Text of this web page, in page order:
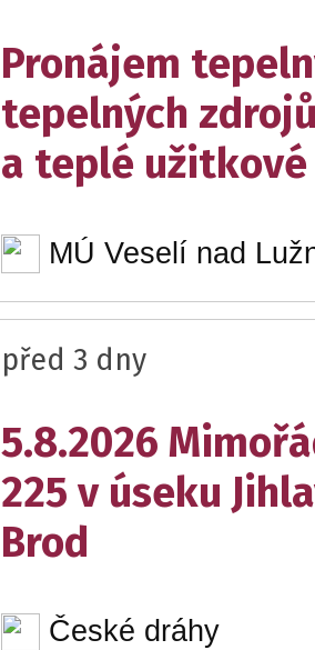
Pronájem
tepelných
a teplé užitkové
MÚ Veselí nad
před 3 dny
5.8.2026
225 v úseku
Brod
České dráhy